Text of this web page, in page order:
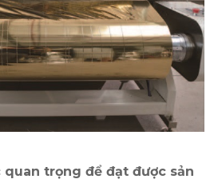
quan trọng để đạt được sản